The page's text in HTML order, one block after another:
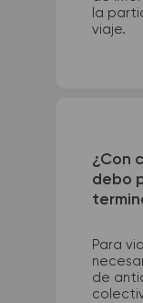
la
viaje.
¿Con
debo
Para
de